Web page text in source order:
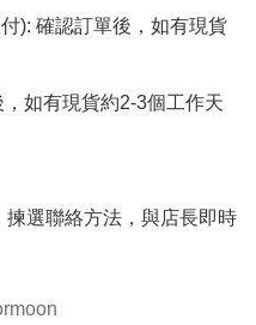
): 確認訂單後，如有現貨
如有現貨約2-3個工作天
選聯絡方法，與店長即時